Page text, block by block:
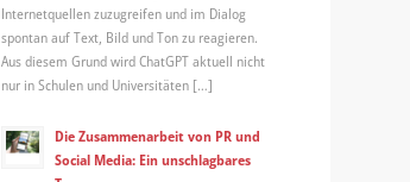
Internetquellen zuzugreifen und im Dialog
spontan auf Text, Bild und Ton zu reagieren.
Aus diesem Grund wird ChatGPT aktuell nicht
nur in Schulen und Universitäten […]
Die Zusammenarbeit von PR und
Social Media: Ein unschlagbares